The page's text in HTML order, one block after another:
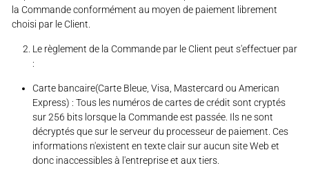
la Commande conformément au moyen de paiement librement
choisi par le Client.
Le règlement de la Commande par le Client peut s'effectuer par
:
Carte bancaire(Carte Bleue, Visa, Mastercard ou American
Express) : Tous les numéros de cartes de crédit sont cryptés
sur 256 bits lorsque la Commande est passée. Ils ne sont
décryptés que sur le serveur du processeur de paiement. Ces
informations n'existent en texte clair sur aucun site Web et
donc inaccessibles à l'entreprise et aux tiers.